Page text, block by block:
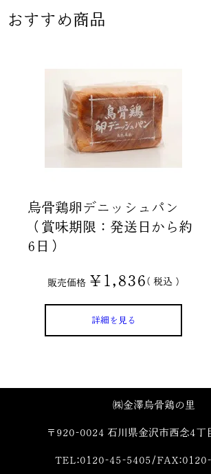
おすすめ商品
烏骨鶏卵デニッシュパン
（賞味期限：発送日から約
6日）
販売価格 ¥ 1,836 税込
詳細を見る
㈱金澤烏骨鶏の里
〒920-0024 石川県金沢市西念4丁
TEL:0120-45-5405/